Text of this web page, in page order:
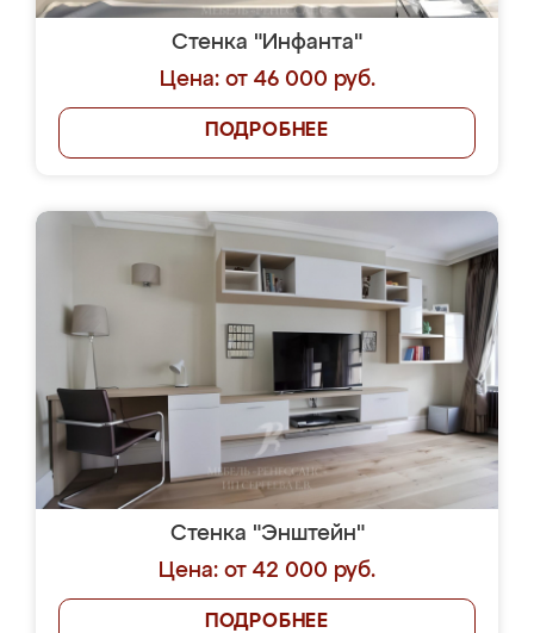
Стенка "Инфанта"
Цена: от 46 000 руб.
ПОДРОБНЕЕ
Стенка "Энштейн"
Цена: от 42 000 руб.
ПОДРОБНЕЕ